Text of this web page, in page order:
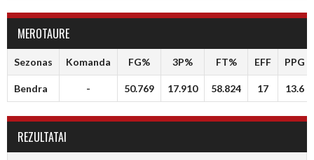
MEROTAURE
Sezonas Komanda FG% 3P% FT% EFF PPG
Bendra - 50.769 17.910 58.824 17 13.6
REZULTATAI